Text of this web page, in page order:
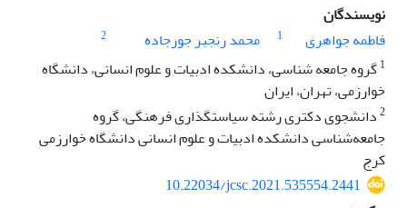
نویسندگان
فاطمه جواهری
1 محمد رنجبر جورجاده
2
1گروه جامعه شناسی، دانشکده ادبیات و علوم انسانی، دانشگاه
خوارزمی، تهران، ایران
2دانشجوی دکتری رشته سیاستگذاری فرهنگی، گروه
جامعه‌شناسی دانشکده ادبیات و علوم انسانی دانشگاه خوارزمی
کرج
10.22034/jcsc.2021.535554.2441